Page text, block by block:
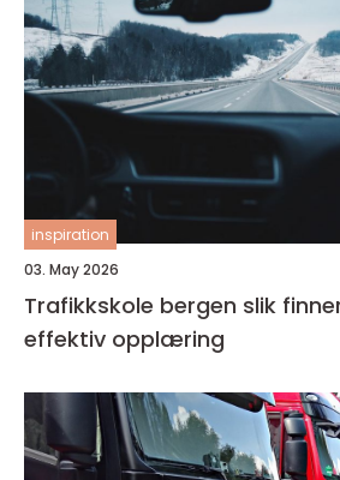
inspiration
03. May 2026
Trafikkskole bergen slik finner du trygg og
effektiv opplæring